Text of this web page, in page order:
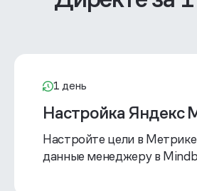
1 день
Настройка Яндекс
Настройте цели в
данные менеджеру в